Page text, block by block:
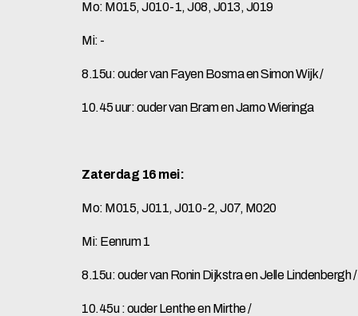
Mo: M015, J010-1, J08, J013, J019
Mi: -
8.15u: ouder van Fayen Bosma en Simon Wijk /
10.45 uur: ouder van Bram en Jarno Wieringa
Zaterdag 16 mei:
Mo: M015, J011, J010-2, J07, M020
Mi: Eenrum 1
8.15u: ouder van Ronin Dijkstra en Jelle Lindenbergh /
10.45u : ouder Lenthe en Mirthe /